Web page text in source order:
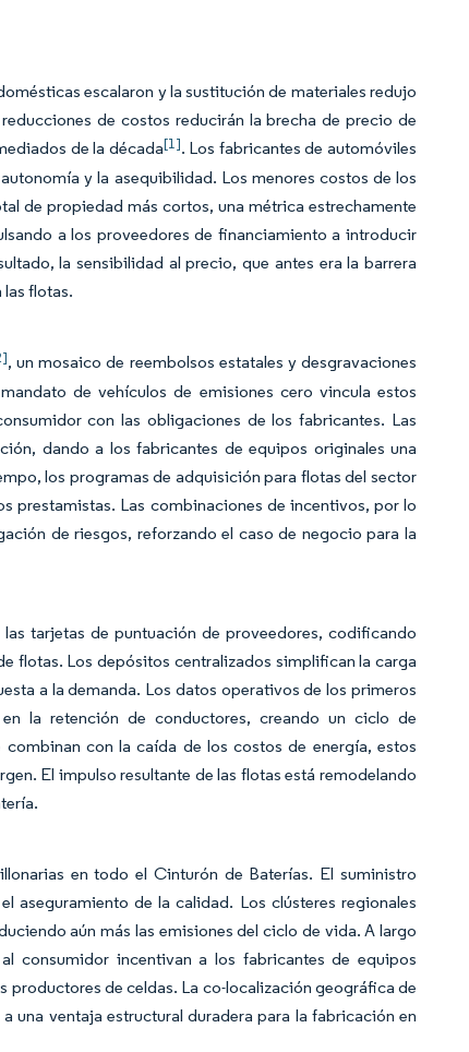
escalaron y la sustitución de materiales redujo
de costos reducirán la brecha de precio de
de la década[1]. Los fabricantes de automóviles
y la asequibilidad. Los menores costos de los
de propiedad más cortos, una métrica estrechamente
a los proveedores de financiamiento a introducir
la sensibilidad al precio, que antes era la barrera
flotas.
, un mosaico de reembolsos estatales y desgravaciones
de vehículos de emisiones cero vincula estos
con las obligaciones de los fabricantes. Las
dando a los fabricantes de equipos originales una
los programas de adquisición para flotas del sector
prestamistas. Las combinaciones de incentivos, por lo
de riesgos, reforzando el caso de negocio para la
tarjetas de puntuación de proveedores, codificando
flotas. Los depósitos centralizados simplifican la carga
a la demanda. Los datos operativos de los primeros
la retención de conductores, creando un ciclo de
con la caída de los costos de energía, estos
El impulso resultante de las flotas está remodelando
en todo el Cinturón de Baterías. El suministro
aseguramiento de la calidad. Los clústeres regionales
aún más las emisiones del ciclo de vida. A largo
consumidor incentivan a los fabricantes de equipos
productores de celdas. La co-localización geográfica de
una ventaja estructural duradera para la fabricación en